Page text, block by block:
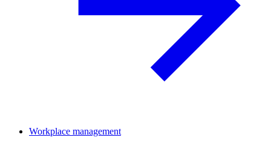
Workplace management